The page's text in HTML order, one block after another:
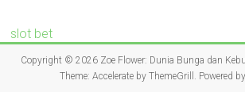
slot bet
Copyright © 2026 Zoe Flower: Dunia Bunga dan
Theme: Accelerateby ThemeGrill. Powered by